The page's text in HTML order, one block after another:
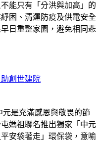
能只有「分洪與加高」的
困、清運防疫及供電安全
日重整家園，避免相同悲
創世建院
元是充滿感恩與敬畏的節
媽祖聯名推出獨家「中元
安袋著走」環保袋，意喻